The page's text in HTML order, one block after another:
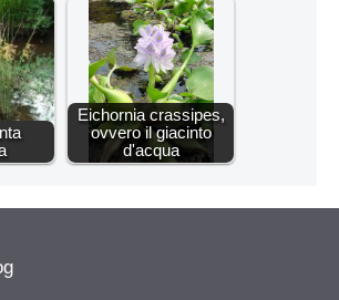
Eichornia crassipes,
ovvero il giacinto
d'acqua